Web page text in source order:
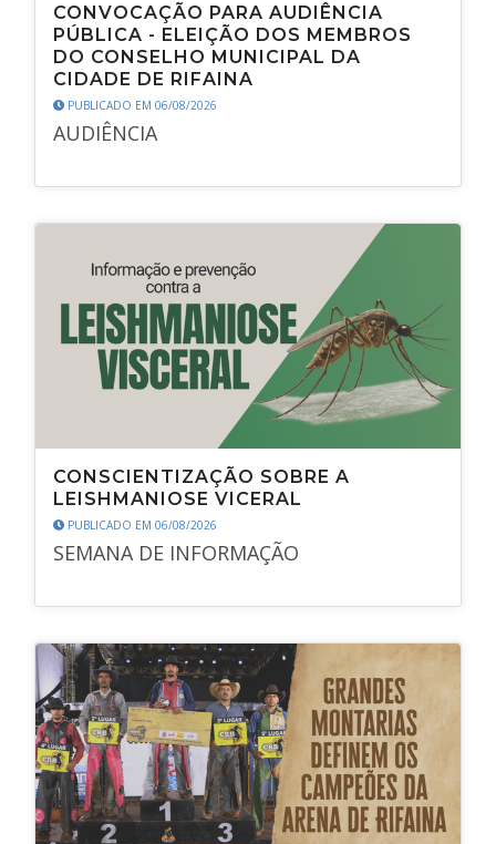
CONVOCAÇÃO PARA AUDIÊNCIA
PÚBLICA - ELEIÇÃO DOS MEMBROS
DO CONSELHO MUNICIPAL DA
CIDADE DE RIFAINA
PUBLICADO EM 06/08/2026
AUDIÊNCIA
CONSCIENTIZAÇÃO SOBRE A
LEISHMANIOSE VICERAL
PUBLICADO EM 06/08/2026
SEMANA DE INFORMAÇÃO